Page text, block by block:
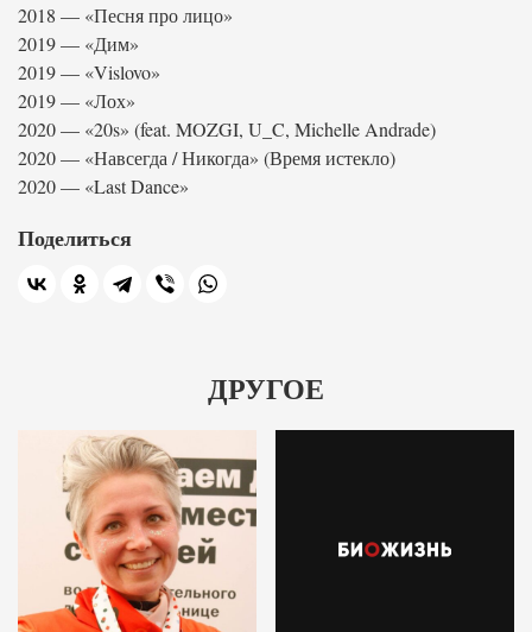
2018 — «Песня про лицо»
2019 — «Дим»
2019 — «Vislovo»
2019 — «Лох»
2020 — «20s» (feat. MOZGI, U_C, Michelle Andrade)
2020 — «Навсегда / Никогда» (Время истекло)
2020 — «Last Dance»
Поделиться
ДРУГОЕ